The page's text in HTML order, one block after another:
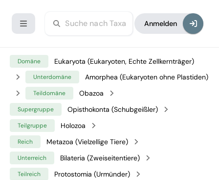
Anmelden
Domäne Eukaryota (Eukaryoten, Echte Zellkernträger)
Unterdomäne Amorphea (Eukaryoten ohne Plastiden)
Teildomäne Obazoa
Supergruppe Opisthokonta (Schubgeißler)
Teilgruppe Holozoa
Reich Metazoa (Vielzellige Tiere)
Unterreich Bilateria (Zweiseitentiere)
Teilreich Protostomia (Urmünder)